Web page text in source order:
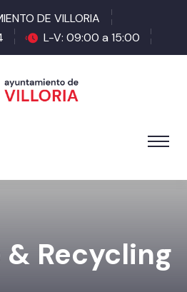
DE VILLORIA
L-V: 09:00 a 15:00
& Recycling